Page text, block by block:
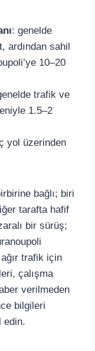
: genelde
ardından sahil
10–20
trafik ve
1.5–2
yol üzerinden
bağlı; biri
tarafta hafif
bir sürüş;
trafik için
çalışma
verilmeden
bilgileri
edin.